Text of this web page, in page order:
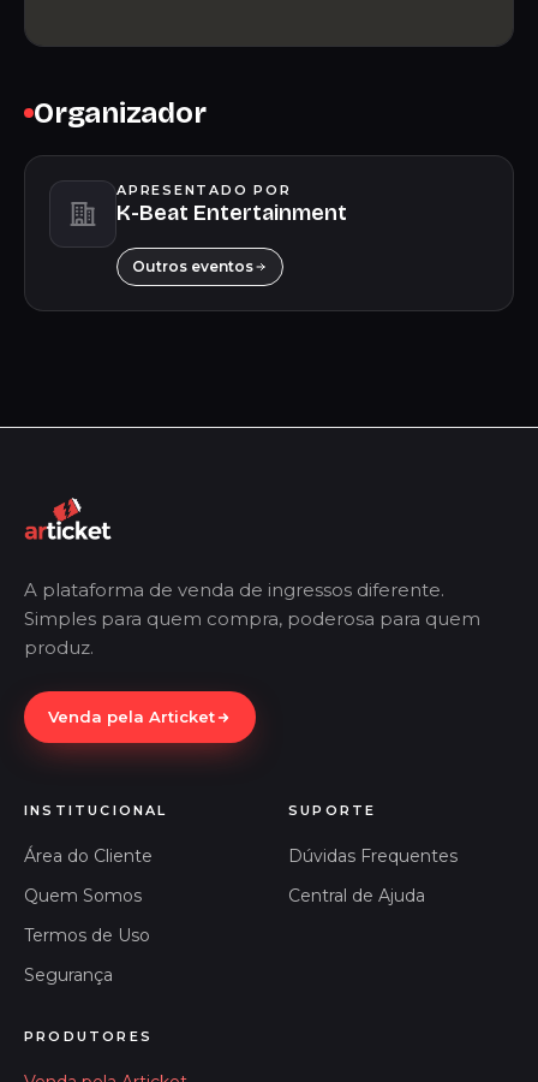
Organizador
APRESENTADO POR
K-Beat Entertainment
Outros eventos
A plataforma de venda de ingressos diferente.
Simples para quem compra, poderosa para quem
produz.
Venda pela Articket
INSTITUCIONAL
Área do Cliente
Quem Somos
Termos de Uso
Segurança
SUPORTE
Dúvidas Frequentes
Central de Ajuda
PRODUTORES